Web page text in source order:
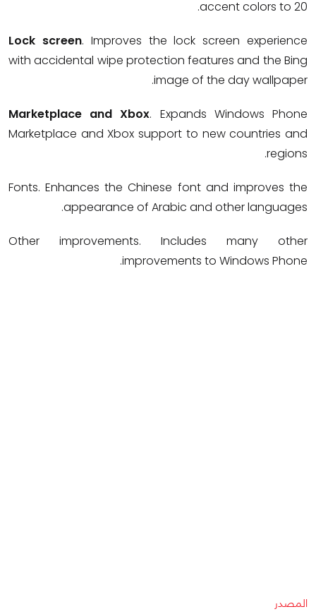
accent colors to 20.
Lock screen. Improves the lock screen experience
with accidental wipe protection features and the Bing
image of the day wallpaper.
Marketplace and Xbox. Expands Windows Phone
Marketplace and Xbox support to new countries and
regions.
Fonts. Enhances the Chinese font and improves the
appearance of Arabic and other languages.
Other improvements. Includes many other
improvements to Windows Phone.
المصدر